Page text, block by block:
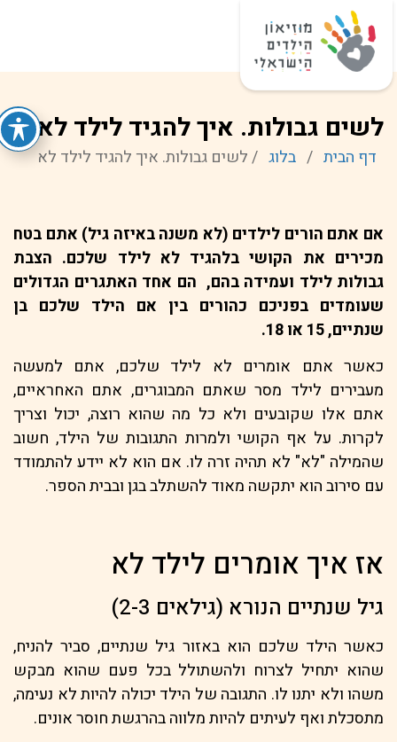
לשים גבולות. איך להגיד לילד לא
דף הבית / בלוג / לשים גבולות. איך להגיד לילד לא
אם אתם הורים לילדים (לא משנה באיזה גיל) אתם בטח
מכירים את הקושי בלהגיד לא לילד שלכם. הצבת
גבולות לילד ועמידה בהם, הם אחד האתגרים הגדולים
שעומדים בפניכם כהורים בין אם הילד שלכם בן
שנתיים, 15 או 18.
כאשר אתם אומרים לא לילד שלכם, אתם למעשה
מעבירים לילד מסר שאתם המבוגרים, אתם האחראיים,
אתם אלו שקובעים ולא כל מה שהוא רוצה, יכול וצריך
לקרות. על אף הקושי ולמרות התגובות של הילד, חשוב
שהמילה "לא" לא תהיה זרה לו. אם הוא לא יידע להתמודד
עם סירוב הוא יתקשה מאוד להשתלב בגן ובבית הספר.
אז איך אומרים לילד לא
גיל שנתיים הנורא (גילאים 2-3)
כאשר הילד שלכם הוא באזור גיל שנתיים, סביר להניח,
שהוא יתחיל לצרוח ולהשתולל בכל פעם שהוא מבקש
משהו ולא יתנו לו. התגובה של הילד יכולה להיות לא נעימה,
מתסכלת ואף לעיתים להיות מלווה בהרגשת חוסר אונים.